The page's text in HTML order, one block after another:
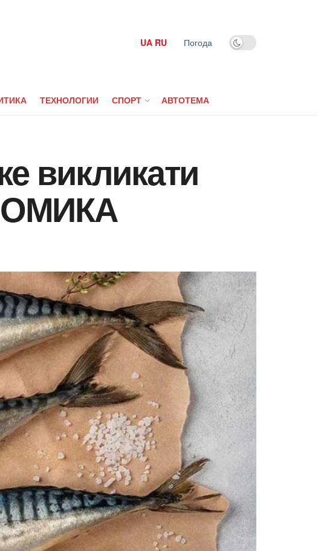
UA RU Погода
ТЕХНОЛОГИИ СПОРТ АВТОТЕМА
викликати